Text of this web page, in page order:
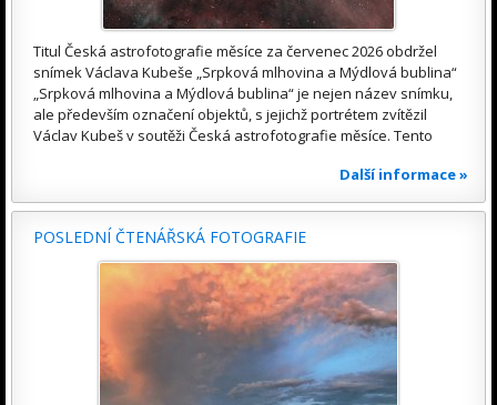
Titul Česká astrofotografie měsíce za červenec 2026 obdržel
snímek Václava Kubeše „Srpková mlhovina a Mýdlová bublina“
„Srpková mlhovina a Mýdlová bublina“ je nejen název snímku,
ale především označení objektů, s jejichž portrétem zvítězil
Václav Kubeš v soutěži Česká astrofotografie měsíce. Tento
Další informace »
POSLEDNÍ ČTENÁŘSKÁ FOTOGRAFIE